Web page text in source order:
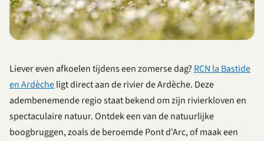
Liever even afkoelen tijdens een zomerse dag? RCN la Bastide
en Ardècheligt direct aan de rivier de Ardèche. Deze
adembenemende regio staat bekend om zijn rivierkloven en
spectaculaire natuur. Ontdek een van de natuurlijke
boogbruggen, zoals de beroemde Pont d'Arc, of maak een